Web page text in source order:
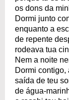
os dons da
Dormi junto
enquanto a
de repente
rodeava tua
Nem a noite
Dormi contigo,
saída de teu
de água-